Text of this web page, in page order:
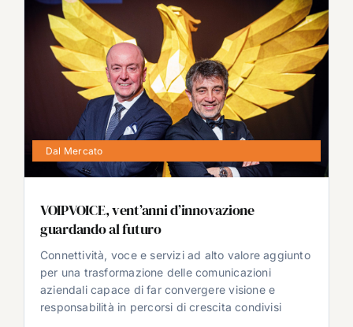
Dal Mercato
VOIPVOICE, vent’anni d’innovazione
guardando al futuro
Connettività, voce e servizi ad alto valore aggiunto
per una trasformazione delle comunicazioni
aziendali capace di far convergere visione e
responsabilità in percorsi di crescita condivisi